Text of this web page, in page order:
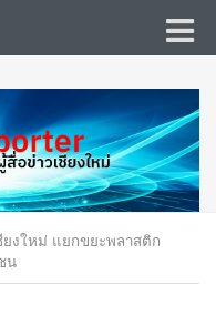
ยงใหม่ แยกขยะพลาสติก
น